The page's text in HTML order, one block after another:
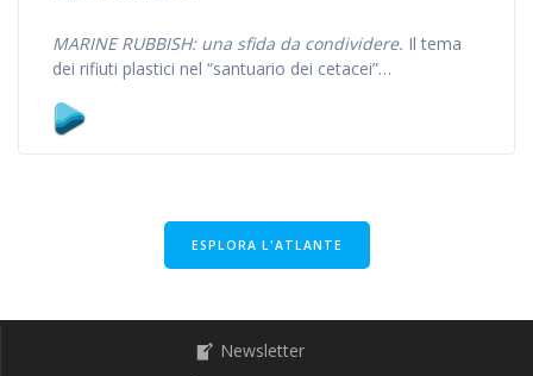
MARINE RUBBISH: una sfida da condividere. Il tema
dei rifiuti plastici nel “santuario dei cetacei”…
ESPLORA L'ATLANTE
Newsletter